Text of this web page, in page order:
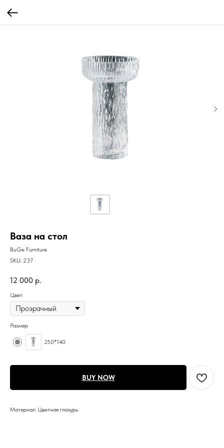
Ваза на стол
BuGe Furniture
SKU: 237
12 000 р.
Цвет
Размер
250*140
BUY NOW
Материал: Цветная глазурь